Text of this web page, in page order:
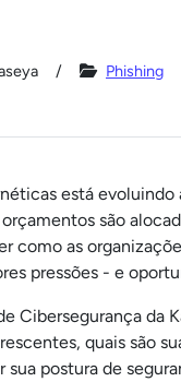
Phishing
está
são
como as
pressões - e
Cibersegurança da
quais são
postura de